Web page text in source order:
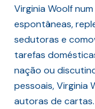
Virginia Woolf
espontâneas,
sedutoras e
tarefas
nação ou
pessoais, Virginia
autoras de